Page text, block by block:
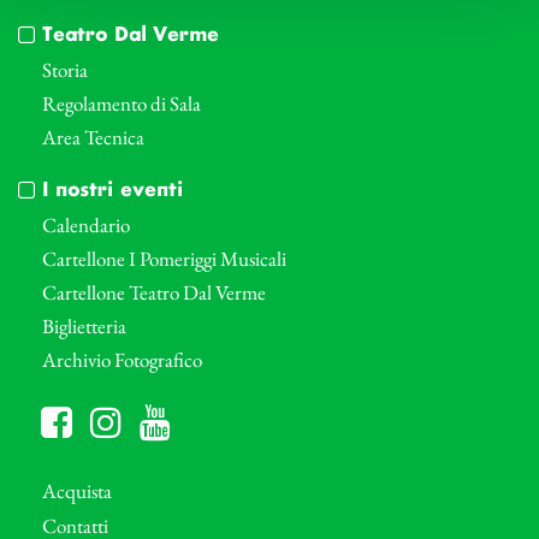
Teatro Dal Verme
Storia
Regolamento di Sala
Area Tecnica
I nostri eventi
Calendario
Cartellone I Pomeriggi Musicali
Cartellone Teatro Dal Verme
Biglietteria
Archivio Fotografico
Acquista
Contatti